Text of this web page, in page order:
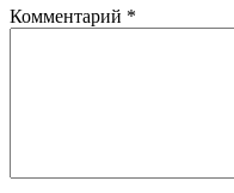
Комментарий *